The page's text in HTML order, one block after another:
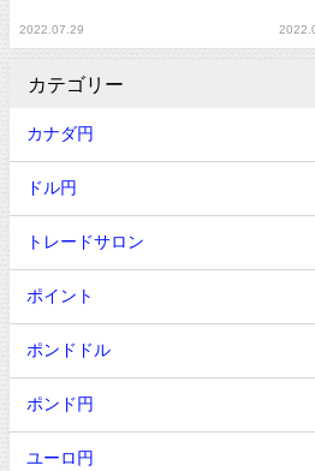
2022.07.29
カテゴリー
カナダ円
ドル円
トレードサロン
ポイント
ポンドドル
ポンド円
ユーロ円